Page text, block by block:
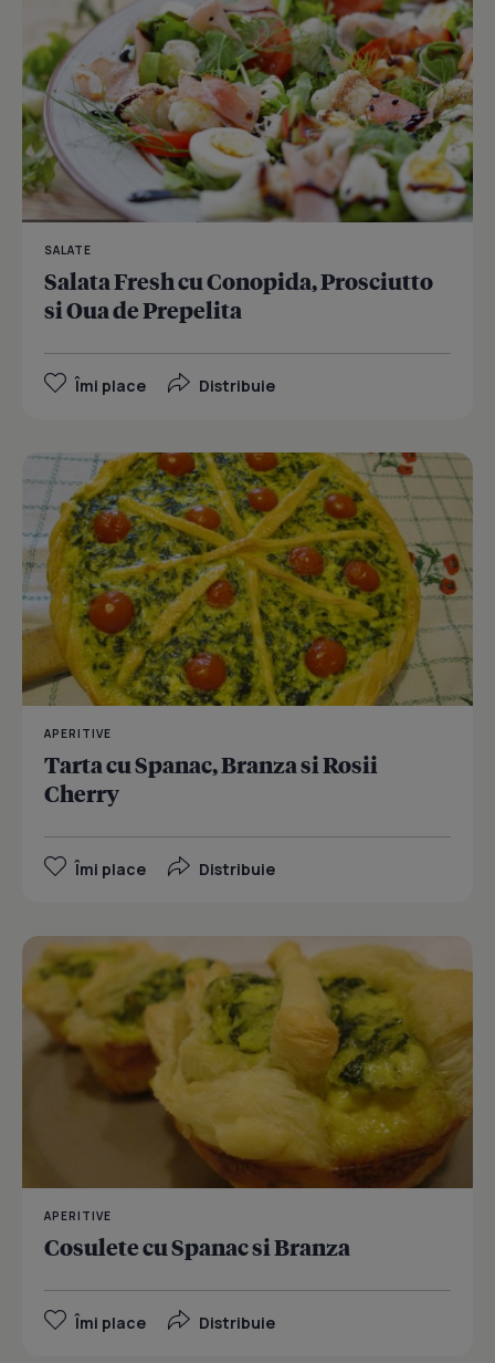
SALATE
Salata Fresh cu Conopida, Prosciutto
si Oua de Prepelita
Îmi place Distribuie
APERITIVE
Tarta cu Spanac, Branza si Rosii
Cherry
Îmi place Distribuie
APERITIVE
Cosulete cu Spanac si Branza
Îmi place Distribuie